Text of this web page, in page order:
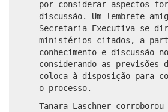
por considerar aspectos
discussão. Um lembrete
Secretaria-Executiva se
ministérios citados, a
conhecimento e discussão
considerando as previsões
coloca à disposição para
o processo.
Tanara Laschner